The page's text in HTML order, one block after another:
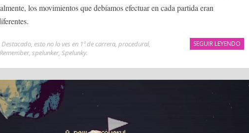
los movimientos que debíamos efectuar en cada partida eran
SEGUIR LEYENDO
Destacado, esto no lo ves en 1º de carrera, procedural,
Remember, spelunker, Spelunky.